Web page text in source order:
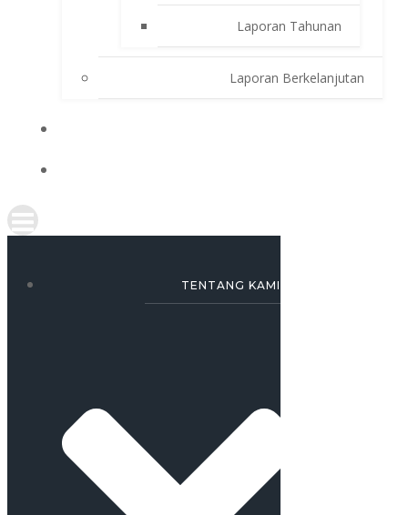
Laporan Tahunan
Laporan Berkelanjutan
TENTANG KAMI